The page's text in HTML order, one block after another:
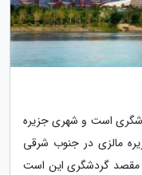
است و شهری جزیره
مالزی در جنوب شرقی
مقصد گردشگری این است